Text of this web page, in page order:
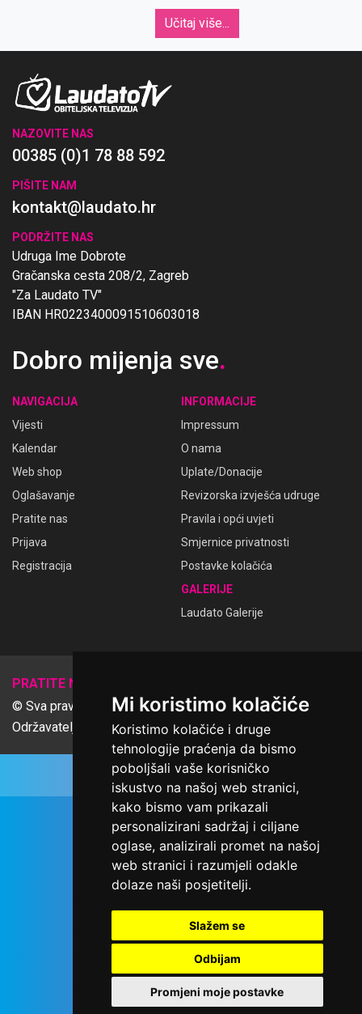
Mi koristimo kolačiće
Koristimo kolačiće i druge
tehnologije praćenja da bismo
poboljšali vaše korisničko
iskustvo na našoj web stranici,
kako bismo vam prikazali
personalizirani sadržaj i ciljane
oglase, analizirali promet na našoj
web stranici i razumjeli odakle
dolaze naši posjetitelji.
Slažem se
Odbijam
Promjeni moje postavke
povijesnu baštinu Kaštel-Sućurca i Kaštela.
Učitaj više...
NAZOVITE NAS
00385 (0)1 78 88 592
PIŠITE NAM
kontakt@laudato.hr
PODRŽITE NAS
Udruga Ime Dobrote
Gračanska cesta 208/2, Zagreb
"Za Laudato TV"
IBAN HR0223400091510603018
Dobro mijenja sve.
NAVIGACIJA
Vijesti
Kalendar
Web shop
Oglašavanje
Pratite nas
Prijava
Registracija
INFORMACIJE
Impressum
O nama
Uplate/Donacije
Revizorska izvješća udruge
Pravila i opći uvjeti
Smjernice privatnosti
Postavke kolačića
GALERIJE
Laudato Galerije
PRATITE NAS
© Sva prava pridržana Udruga Ime dobrote
Održavatelj Netcom d.o.o., Riva 6, Rijeka